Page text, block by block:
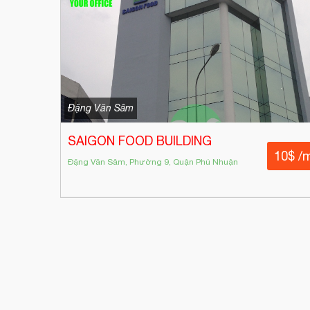
Đặng Văn Sâm
SAIGON FOOD BUILDING
Đặng Văn Sâm, Phường 9, Quận Phú Nhuận 10$ /